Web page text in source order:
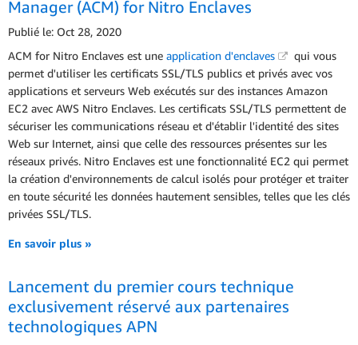
Manager (ACM) for Nitro Enclaves
Publié le: Oct 28, 2020
ACM for Nitro Enclaves est une application d'enclaves
qui vous
permet d'utiliser les certificats SSL/TLS publics et privés avec vos
applications et serveurs Web exécutés sur des instances Amazon
EC2 avec AWS Nitro Enclaves. Les certificats SSL/TLS permettent de
sécuriser les communications réseau et d'établir l'identité des sites
Web sur Internet, ainsi que celle des ressources présentes sur les
réseaux privés. Nitro Enclaves est une fonctionnalité EC2 qui permet
la création d'environnements de calcul isolés pour protéger et traiter
en toute sécurité les données hautement sensibles, telles que les clés
privées SSL/TLS.
En savoir plus »
Lancement du premier cours technique
exclusivement réservé aux partenaires
technologiques APN